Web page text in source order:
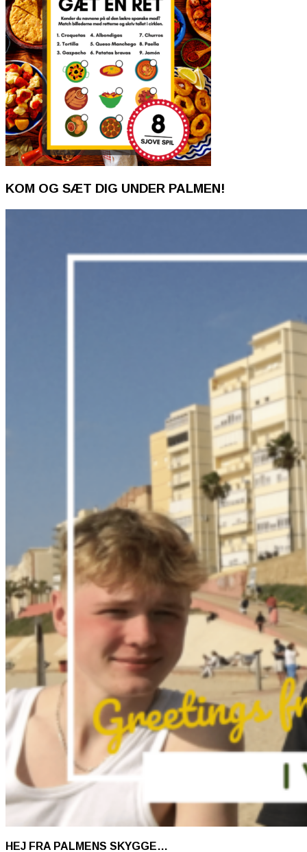
KOM OG SÆT DIG UNDER PALMEN!
HEJ FRA PALMENS SKYGGE…